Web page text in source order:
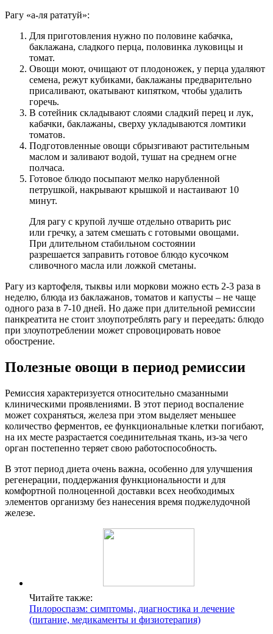
Рагу «а-ля рататуй»:
Для приготовления нужно по половине кабачка,
баклажана, сладкого перца, половинка луковицы и
томат.
Овощи моют, очищают от плодоножек, у перца удаляют
семена, режут кубиками, баклажаны предварительно
присаливают, окатывают кипятком, чтобы удалить
горечь.
В сотейник складывают слоями сладкий перец и лук,
кабачки, баклажаны, сверху укладываются ломтики
томатов.
Подготовленные овощи сбрызгивают растительным
маслом и заливают водой, тушат на среднем огне
полчаса.
Готовое блюдо посыпают мелко нарубленной
петрушкой, накрывают крышкой и настаивают 10
минут.
Для рагу с крупой лучше отдельно отварить рис
или гречку, а затем смешать с готовыми овощами.
При длительном стабильном состоянии
разрешается заправить готовое блюдо кусочком
сливочного масла или ложкой сметаны.
Рагу из картофеля, тыквы или моркови можно есть 2-3 раза в
неделю, блюда из баклажанов, томатов и капусты – не чаще
одного раза в 7-10 дней. Но даже при длительной ремиссии
панкреатита не стоит злоупотреблять рагу и переедать: блюдо
при злоупотреблении может спровоцировать новое
обострение.
Полезные овощи в период ремиссии
Ремиссия характеризуется относительно смазанными
клиническими проявлениями. В этот период воспаление
может сохраняться, железа при этом выделяет меньшее
количество ферментов, ее функциональные клетки погибают,
на их месте разрастается соединительная ткань, из-за чего
орган постепенно теряет свою работоспособность.
В этот период диета очень важна, особенно для улучшения
регенерации, поддержания функциональности и для
комфортной полноценной доставки всех необходимых
элементов организму без нанесения время поджелудочной
железе.
Читайте также:
Пилороспазм: симптомы, диагностика и лечение
(питание, медикаменты и физиотерапия)